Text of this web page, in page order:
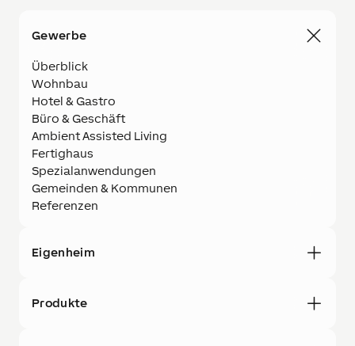
Gewerbe
Überblick
Wohnbau
Hotel & Gastro
Büro & Geschäft
Ambient Assisted Living
Fertighaus
Spezialanwendungen
Gemeinden & Kommunen
Referenzen
Eigenheim
Produkte